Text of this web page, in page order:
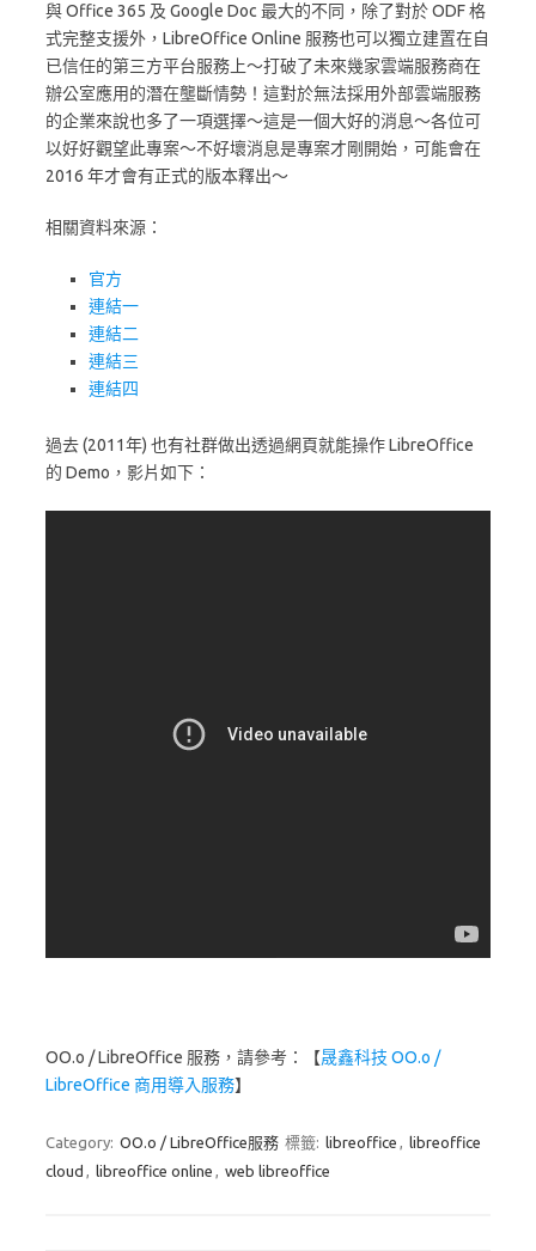
與 Office 365 及 Google Doc 最大的不同，除了對於 ODF 格
式完整支援外，LibreOffice Online 服務也可以獨立建置在自
已信任的第三方平台服務上～打破了未來幾家雲端服務商在
辦公室應用的潛在壟斷情勢！這對於無法採用外部雲端服務
的企業來說也多了一項選擇～這是一個大好的消息～各位可
以好好觀望此專案～不好壞消息是專案才剛開始，可能會在
2016 年才會有正式的版本釋出～
相關資料來源：
官方
連結一
連結二
連結三
連結四
過去 (2011年) 也有社群做出透過網頁就能操作 LibreOffice
的 Demo，影片如下：
OO.o / LibreOffice 服務，請參考：【晟鑫科技 OO.o /
LibreOffice 商用導入服務】
Category: OO.o / LibreOffice服務 標籤: libreoffice , libreoffice
cloud , libreoffice online , web libreoffice